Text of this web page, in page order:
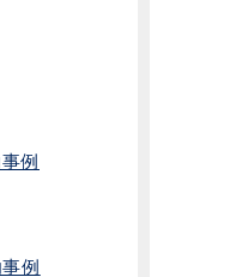
例
例